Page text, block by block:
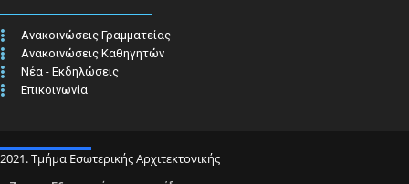
Ανακοινώσεις Γραμματείας
Ανακοινώσεις Καθηγητών
Νέα - Εκδηλώσεις
Επικοινωνία
2021. Τμήμα Εσωτερικής Αρχιτεκτονικής